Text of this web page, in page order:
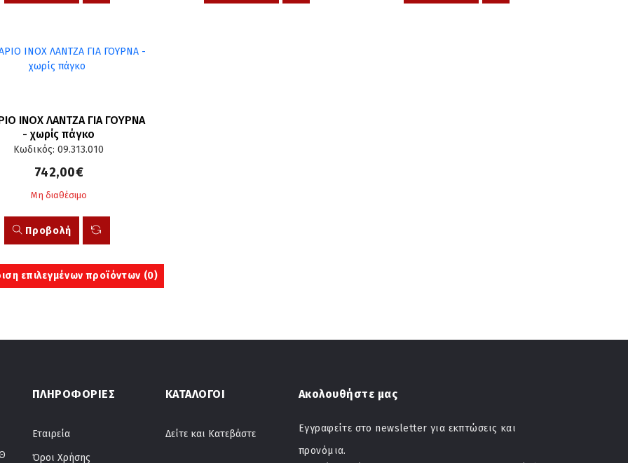
INOX ΛΑΝΤΖΑ ΓΙΑ ΓΟΥΡΝΑ
- χωρίς πάγκο
Κωδικός: 09.313.010
742,00€
Μη διαθέσιμο
Προβολή
επιλεγμένων προϊόντων (0)
ΠΛΗΡΟΦΟΡΙΕΣ
Εταιρεία
Όροι Χρήσης
ΚΑΤΑΛΟΓΟΙ
Δείτε και Κατεβάστε
Ακολουθήστε μας
Εγγραφείτε στο newsletter για εκπτώσεις και
προνόμια.